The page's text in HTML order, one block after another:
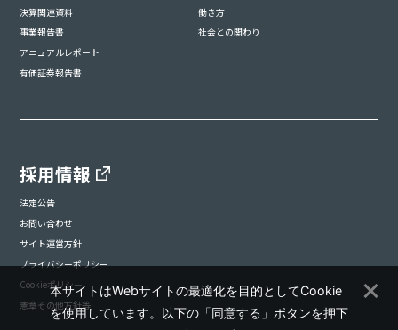
決算関連資料
事業報告書
アニュアルレポート
有価証券報告書
働き方
社会との関わり
採用情報
法定公告
お問い合わせ
サイト運営方針
プライバシーポリシー
Cookieポリシー
憲章その他方針等
本サイトはWebサイトの最適化を目的としてCookie
を使用しています。以下の「同意する」ボタンを押下